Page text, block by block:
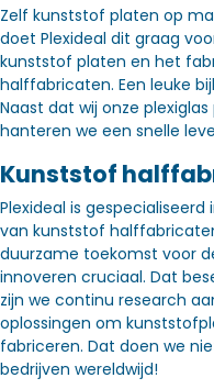
Zelf kunststof platen op
doet Plexideal dit graag
kunststof platen en het
halffabricaten. Een leuke
Naast dat wij onze
hanteren we een snelle
Kunststof
Plexideal is
van kunststof
duurzame toekomst voor
innoveren cruciaal. Dat
zijn we continu research
oplossingen om
fabriceren. Dat doen we
bedrijven wereldwijd!